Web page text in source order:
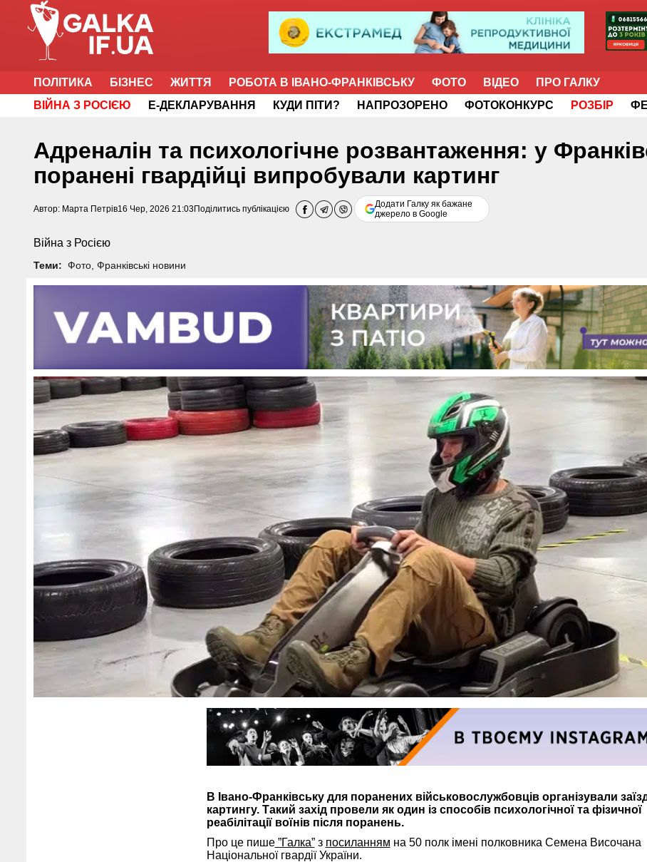
ПОЛІТИКА БІЗНЕС ЖИТТЯ РОБОТА В ІВАНО-ФРАНКІВСЬКУ ФОТО ВІДЕО
ПРО ГАЛКУ
ВІЙНА З РОСІЄЮ
Е-ДЕКЛАРУВАННЯ КУДИ ПІТИ? НАПРОЗОРЕНО ФОТОКОНКУРС РОЗБІР
Адреналін та психологічне розвантаження: у
поранені гвардійці випробували картинг
Автор: Марта Петрів16 Чер, 2026 21:03 Поділитись публікацією
Додати Галку як бажане
джерело в Google
Війна з Росією
Теми: Фото, Франківські новини
В Івано-Франківську для поранених військовослужбовців організували
картингу. Такий захід провели як один із способів психологічної та фізичної
реабілітації воїнів після поранень.
Про це пише”Галка”з посиланням на 50 полк імені полковника Семена Височана
Національної гвардії України.